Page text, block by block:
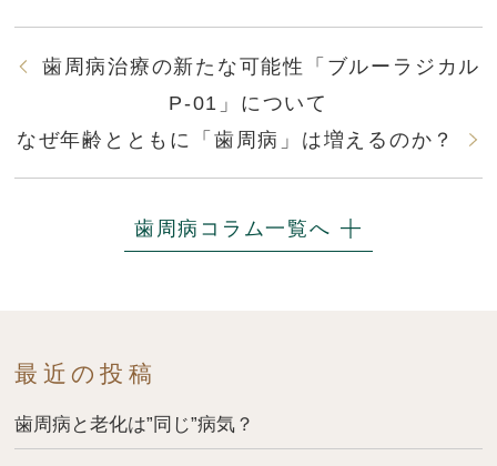
歯周病治療の新たな可能性「ブルーラジカル
P-01」について
なぜ年齢とともに「歯周病」は増えるのか？
歯周病コラム一覧へ
最近の投稿
歯周病と老化は”同じ”病気？